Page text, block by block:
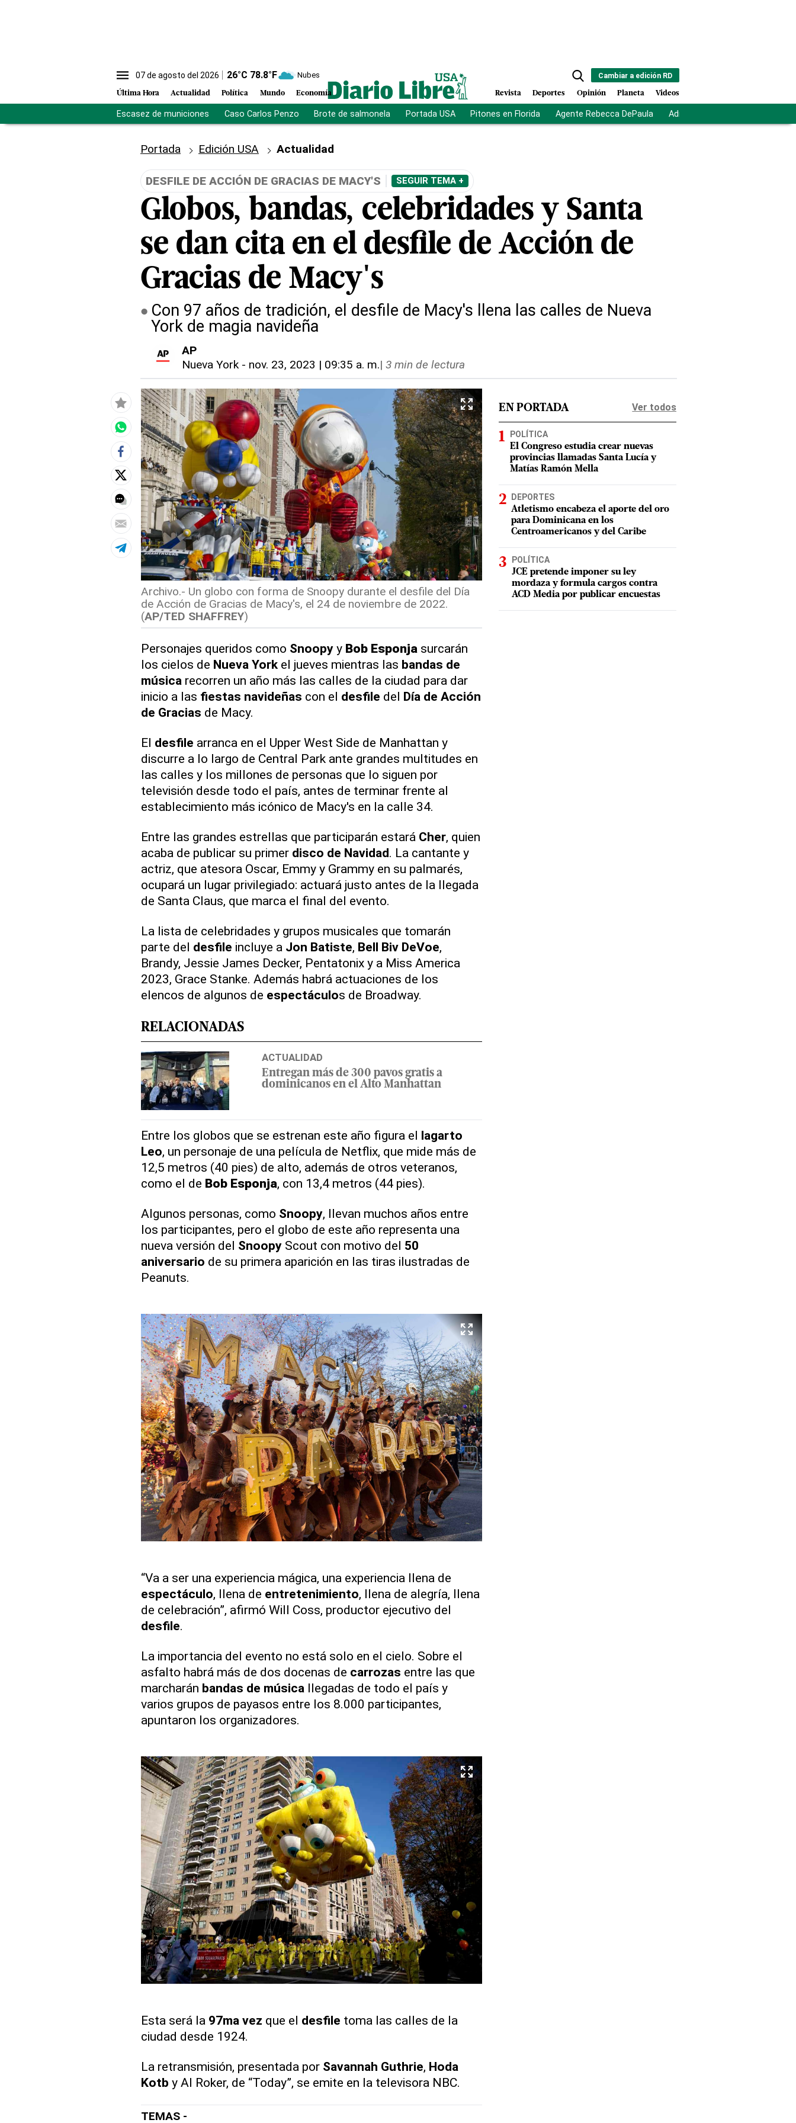
07 de agosto del 2026 26°C 78.8°F Nubes
Última Hora Actualidad Política Mundo Economía
Cambiar a edición RD
Revista Deportes Opinión Planeta Videos
Escasez de municiones Caso Carlos Penzo Brote de salmonela Portada USA Pitones en Florida Agente Rebecca DePaula Adriano Espaillat
Portada Edición USA Actualidad
DESFILE DE ACCIÓN DE GRACIAS DE MACY'S SEGUIR TEMA +
Globos, bandas, celebridades y Santa
se dan cita en el desfile de Acción de
Gracias de Macy's
Con 97 años de tradición, el desfile de Macy's llena las calles de Nueva
York de magia navideña
AP
Nueva York- nov. 23, 2023 | 09:35 a. m.| 3 min de lectura
Archivo.- Un globo con forma de Snoopy durante el desfile del Día
de Acción de Gracias de Macy's, el 24 de noviembre de 2022.
(AP/TED SHAFFREY)
Personajes queridos como Snoopyy Bob Esponjasurcarán
los cielos de Nueva Yorkel jueves mientras las bandas de
músicarecorren un año más las calles de la ciudad para dar
inicio a las fiestas navideñas con el desfile del Día de Acción
de Gracias de Macy.
El desfile arranca en el Upper West Side de Manhattan y
discurre a lo largo de Central Park ante grandes multitudes en
las calles y los millones de personas que lo siguen por
televisión desde todo el país, antes de terminar frente al
establecimiento más icónico de Macy's en la calle 34.
Entre las grandes estrellas que participarán estará Cher, quien
acaba de publicar su primer disco de Navidad. La cantante y
actriz, que atesora Oscar, Emmy y Grammy en su palmarés,
ocupará un lugar privilegiado: actuará justo antes de la llegada
de Santa Claus, que marca el final del evento.
La lista de celebridades y grupos musicales que tomarán
parte del desfile incluye a Jon Batiste, Bell Biv DeVoe,
Brandy, Jessie James Decker, Pentatonix y a Miss America
2023, Grace Stanke. Además habrá actuaciones de los
elencos de algunos de espectáculos de Broadway.
RELACIONADAS
ACTUALIDAD
Entregan más de 300 pavos gratis a
dominicanos en el Alto Manhattan
Entre los globos que se estrenan este año figura el lagarto
Leo, un personaje de una película de Netflix, que mide más de
12,5 metros (40 pies) de alto, además de otros veteranos,
como el de Bob Esponja, con 13,4 metros (44 pies).
Algunos personas, como Snoopy, llevan muchos años entre
los participantes, pero el globo de este año representa una
nueva versión del SnoopyScout con motivo del 50
aniversario de su primera aparición en las tiras ilustradas de
Peanuts.
“Va a ser una experiencia mágica, una experiencia llena de
espectáculo, llena de entretenimiento, llena de alegría, llena
de celebración”, afirmó Will Coss, productor ejecutivo del
desfile.
La importancia del evento no está solo en el cielo. Sobre el
asfalto habrá más de dos docenas de carrozas entre las que
marcharán bandas de músicallegadas de todo el país y
varios grupos de payasos entre los 8.000 participantes,
apuntaron los organizadores.
Esta será la 97ma vez que el desfile toma las calles de la
ciudad desde 1924.
La retransmisión, presentada por Savannah Guthrie, Hoda
Kotb y Al Roker, de “Today”, se emite en la televisora NBC.
TEMAS -
EN PORTADA Ver todos
POLÍTICA
El Congreso estudia crear nuevas
provincias llamadas Santa Lucía y
Matías Ramón Mella
DEPORTES
Atletismo encabeza el aporte del oro
para Dominicana en los
Centroamericanos y del Caribe
POLÍTICA
JCE pretende imponer su ley
mordaza y formula cargos contra
ACD Media por publicar encuestas